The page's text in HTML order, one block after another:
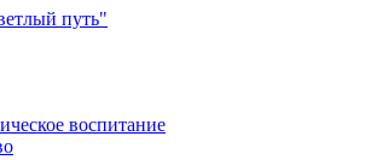
путь"
воспитание